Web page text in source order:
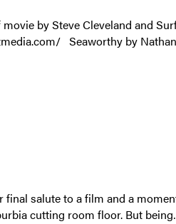
by Steve Cleveland and
Seaworthy by
salute to a film and a
cutting room floor. But